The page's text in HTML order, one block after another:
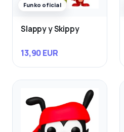
Funko oficial
Slappy y Skippy
13,90 EUR